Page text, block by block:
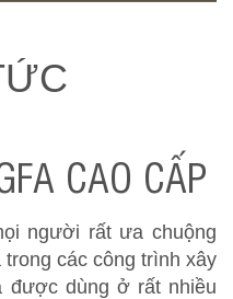
CAO CẤP
người rất ưa chuộng
các công trình xây
được dùng ở rất nhiều